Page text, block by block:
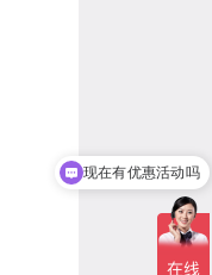
现在有优惠活动吗